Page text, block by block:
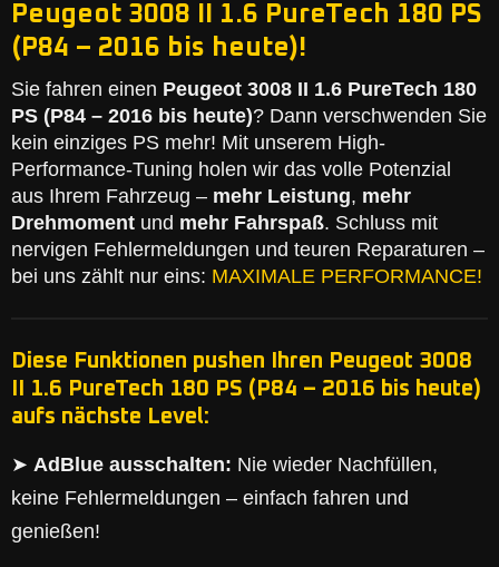
Peugeot 3008 II 1.6 PureTech 180 PS
(P84 – 2016 bis heute)!
Sie fahren einen Peugeot 3008 II 1.6 PureTech 180
PS (P84 – 2016 bis heute)? Dann verschwenden Sie
kein einziges PS mehr! Mit unserem High-
Performance-Tuning holen wir das volle Potenzial
aus Ihrem Fahrzeug – mehr Leistung, mehr
Drehmoment und mehr Fahrspaß. Schluss mit
nervigen Fehlermeldungen und teuren Reparaturen –
bei uns zählt nur eins: MAXIMALE PERFORMANCE!
Diese Funktionen pushen Ihren Peugeot 3008
II 1.6 PureTech 180 PS (P84 – 2016 bis heute)
aufs nächste Level:
➤ AdBlue ausschalten: Nie wieder Nachfüllen,
keine Fehlermeldungen – einfach fahren und
genießen!